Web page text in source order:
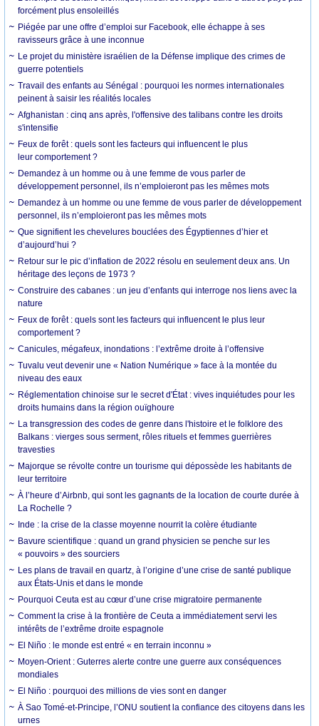
forcément plus ensoleillés
Piégée par une offre d’emploi sur Facebook, elle échappe à ses
ravisseurs grâce à une inconnue
Le projet du ministère israélien de la Défense implique des crimes de
guerre potentiels
Travail des enfants au Sénégal : pourquoi les normes internationales
peinent à saisir les réalités locales
Afghanistan : cinq ans après, l'offensive des talibans contre les droits
s'intensifie
Feux de forêt : quels sont les facteurs qui influencent le plus
leur comportement ?
Demandez à un homme ou à une femme de vous parler de
développement personnel, ils n’emploieront pas les mêmes mots
Demandez à un homme ou une femme de vous parler de développement
personnel, ils n’emploieront pas les mêmes mots
Que signifient les chevelures bouclées des Égyptiennes d’hier et
d’aujourd’hui ?
Retour sur le pic d’inflation de 2022 résolu en seulement deux ans. Un
héritage des leçons de 1973 ?
Construire des cabanes : un jeu d’enfants qui interroge nos liens avec la
nature
Feux de forêt : quels sont les facteurs qui influencent le plus leur
comportement ?
Canicules, mégafeux, inondations : l’extrême droite à l’offensive
Tuvalu veut devenir une « Nation Numérique » face à la montée du
niveau des eaux
Réglementation chinoise sur le secret d'État : vives inquiétudes pour les
droits humains dans la région ouïghoure
La transgression des codes de genre dans l'histoire et le folklore des
Balkans : vierges sous serment, rôles rituels et femmes guerrières
travesties
Majorque se révolte contre un tourisme qui dépossède les habitants de
leur territoire
À l’heure d’Airbnb, qui sont les gagnants de la location de courte durée à
La Rochelle ?
Inde : la crise de la classe moyenne nourrit la colère étudiante
Bavure scientifique : quand un grand physicien se penche sur les
« pouvoirs » des sourciers
Les plans de travail en quartz, à l’origine d’une crise de santé publique
aux États-Unis et dans le monde
Pourquoi Ceuta est au cœur d’une crise migratoire permanente
Comment la crise à la frontière de Ceuta a immédiatement servi les
intérêts de l’extrême droite espagnole
El Niño : le monde est entré « en terrain inconnu »
Moyen-Orient : Guterres alerte contre une guerre aux conséquences
mondiales
El Niño : pourquoi des millions de vies sont en danger
À Sao Tomé-et-Principe, l’ONU soutient la confiance des citoyens dans les
urnes